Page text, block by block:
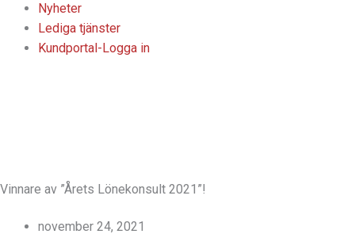
Nyheter
Lediga tjänster
Kundportal-Logga in
s n
Vinnare av ”Årets Lönekonsult 2021”!
november 24, 2021